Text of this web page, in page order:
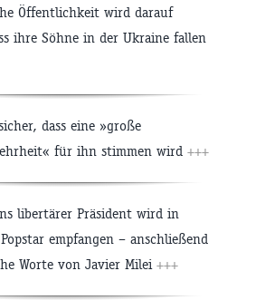
Öffentlichkeit wird darauf
ihre Söhne in der Ukraine fallen
dass eine »große
für ihn stimmen wird +++
libertärer Präsident wird in
empfangen – anschließend
Worte von Javier Milei +++